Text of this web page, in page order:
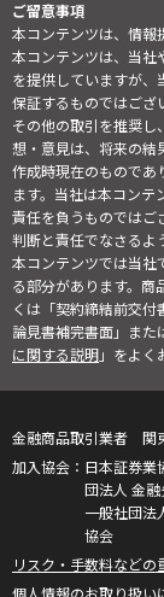
ご留意事項
本コンテンツは、情報
本コンテンツは、当社
を提供していますが、
保証するものではござ
その他の取引を推奨
想・意見は、将来の結
作成時現在のものであ
ます。当社は本コン
責任を負うものではご
判断と責任でなさるよ
本コンテンツでは当社
る部分があります。商
くは「契約締結前交
論見書補完書面」また
に関する説明」をよく
金融商品取引業者 関
日本証券業
団法人 金融
一般社団法
協会
リスク・手数料などの